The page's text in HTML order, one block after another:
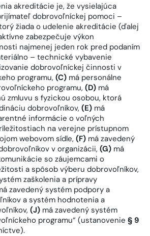
akreditácie je, že vysielajúca
dobrovoľníckej pomoci –
žiada o udelenie akreditácie (ďalej
zabezpečuje výkon
najmenej jeden rok pred podaním
– technické vybavenie
dobrovoľníckej činnosti v
programu, (C) má personálne
programu, (D) má
zmluvu s fyzickou osobou, ktorá
dobrovoľníkov, (E) má
informácie o voľných
na verejne prístupnom
webovom sídle, (F) má zavedený
v organizácii, (G) má
so záujemcami o
a spôsob výberu dobrovoľníkov,
zaškolenia a prípravy
zavedený systém podpory a
a systém hodnotenia a
(J) má zavedený systém
programu“ (ustanovenie § 9